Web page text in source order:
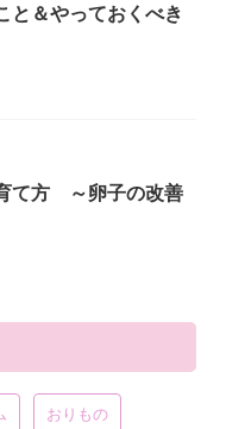
と＆やっておくべき
て方 ～卵子の改善
おりもの